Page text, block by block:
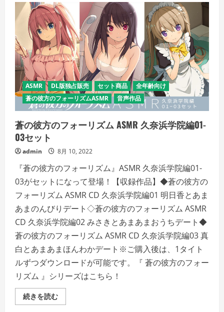
齢
向
け】
の
詳
細
を
ご
覧
く
だ
さ
い
ASMR DL版独占販売 セット商品
全年齢向け
蒼の彼方のフォーリズムASMR
音声作品
蒼の彼方のフォーリズム ASMR 久奈浜学院編01-
03セット
admin 8月 10, 2022
『蒼の彼方のフォーリズム』ASMR 久奈浜学院編01-
03がセットになって登場！【収録作品】◆蒼の彼方の
フォーリズム ASMR CD 久奈浜学院編01 明日香とあま
あまのんびりデート◇蒼の彼方のフォーリズム ASMR
CD 久奈浜学院編02 みさきとあまあまおうちデート◆
蒼の彼方のフォーリズム ASMR CD 久奈浜学院編03 真
白とあまあまほんわかデート※ご購入後は、1タイト
ルずつダウンロードが可能です。『 蒼の彼方のフォー
リズム 』シリーズはこちら！
続きを読む蒼
の